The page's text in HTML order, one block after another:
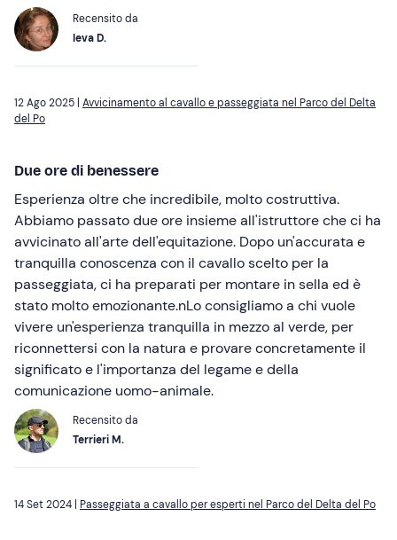
Recensito da
Ieva D.
12 Ago 2025 | Avvicinamento al cavallo e passeggiata nel Parco del Delta
del Po
Due ore di benessere
Esperienza oltre che incredibile, molto costruttiva.
Abbiamo passato due ore insieme all'istruttore che ci ha
avvicinato all'arte dell'equitazione. Dopo un'accurata e
tranquilla conoscenza con il cavallo scelto per la
passeggiata, ci ha preparati per montare in sella ed è
stato molto emozionante.nLo consigliamo a chi vuole
vivere un'esperienza tranquilla in mezzo al verde, per
riconnettersi con la natura e provare concretamente il
significato e l'importanza del legame e della
comunicazione uomo-animale.
Recensito da
Terrieri M.
14 Set 2024 | Passeggiata a cavallo per esperti nel Parco del Delta del Po